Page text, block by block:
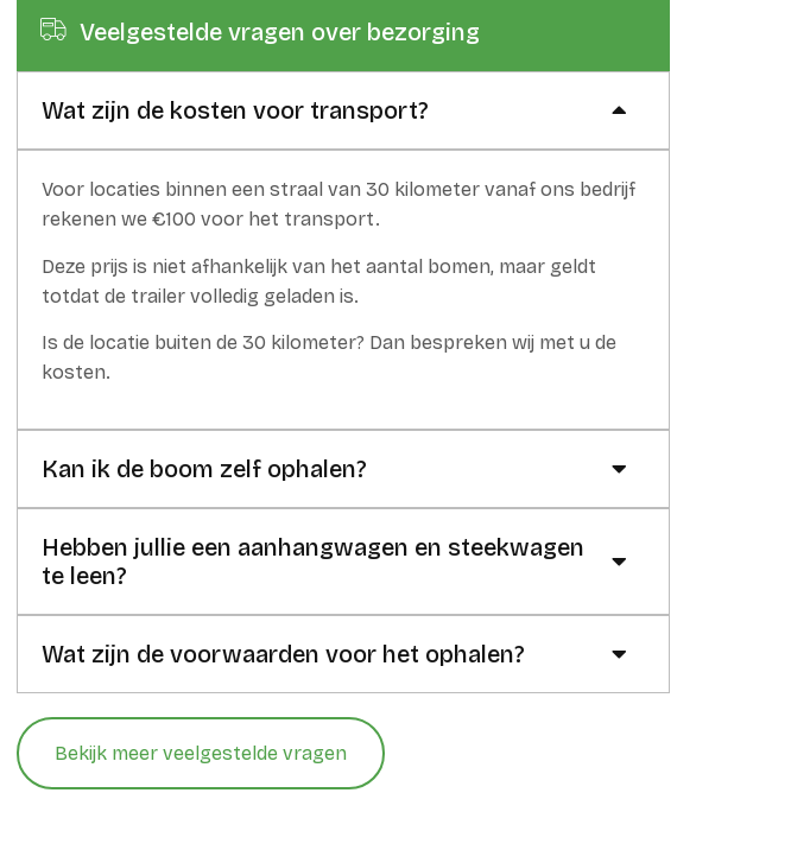
Veelgestelde vragen over bezorging
Wat zijn de kosten voor transport?
Voor locaties binnen een straal van 30 kilometer vanaf ons bedrijf
rekenen we €100 voor het transport.
Deze prijs is niet afhankelijk van het aantal bomen, maar geldt
totdat de trailer volledig geladen is.
Is de locatie buiten de 30 kilometer? Dan bespreken wij met u de
kosten.
Kan ik de boom zelf ophalen?
Hebben jullie een aanhangwagen en steekwagen
te leen?
Wat zijn de voorwaarden voor het ophalen?
Bekijk meer veelgestelde vragen